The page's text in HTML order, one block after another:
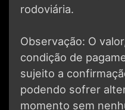
rodoviária.
Observação: O
condição de
sujeito a
podendo sofrer
momento sem